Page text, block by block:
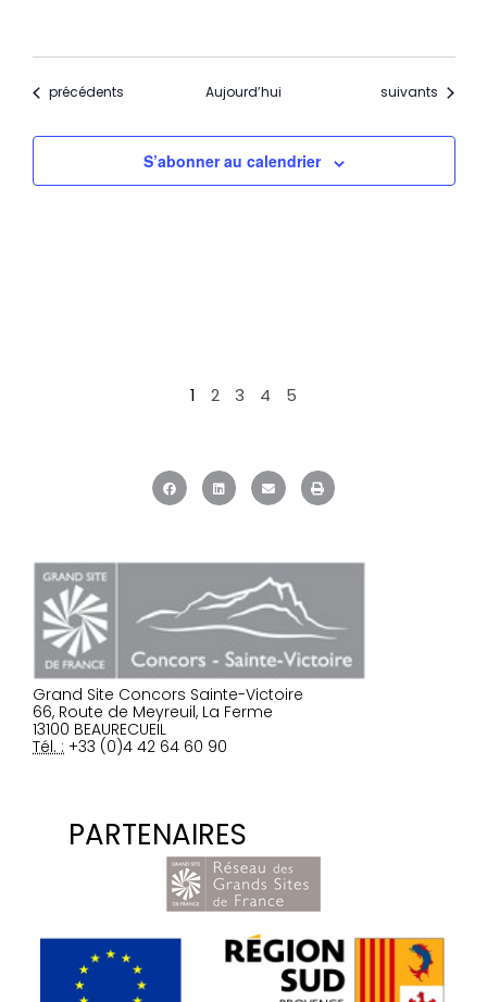
Évènements
précédents Aujourd’hui Évènements
suivants
S’abonner au calendrier
1 2 3 4 5
Grand Site Concors Sainte-Victoire
66, Route de Meyreuil, La Ferme
13100 BEAURECUEIL
Tél. : +33 (0)4 42 64 60 90
PARTENAIRES